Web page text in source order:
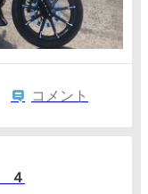
コメント
４